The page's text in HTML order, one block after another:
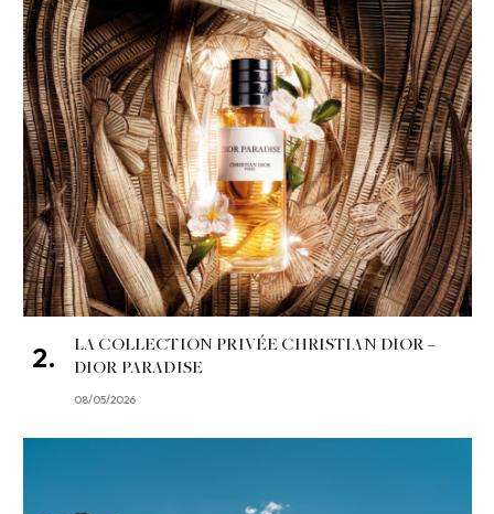
LA COLLECTION PRIVÉE CHRISTIAN DIOR –
DIOR PARADISE
08/05/2026